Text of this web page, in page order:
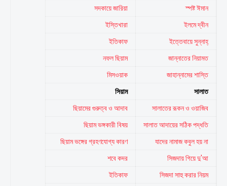
স্পষ্ট ঈমান
সদকায়ে জারিয়া
ইলমে দ্বীন
ইস্তিখারা
ইত্তেবায়ে সুন্নাহ্
ইতিকাফ
জান্নাতের নিয়ামত
নফল ছিয়াম
জাহান্নামের শাস্তি
মিসওয়াক
সালাত
সিয়াম
সালাতের রূকন ও ওয়াজিব
ছিয়ামের গুরুত্ব ও আদাব
সালাত আদায়ের সঠিক পদ্ধতি
ছিয়াম ভঙ্গকারী বিষয়
যাদের নামাজ কবুল হয় না
ছিয়াম ভঙ্গের গ্রহণযোগ্য কারণ
সিজদায় গিয়ে দু'আ
শবে কদর
সিজদা সাহু করার নিয়ম
ইতিকাফ